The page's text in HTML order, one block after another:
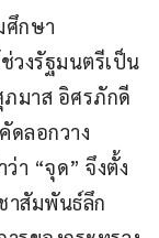
ศึกษา
วงรัฐมนตรีเป็น
มาส อิศรภักดี
ดลอกวาง
า “จุด” จึงตั้ง
าสัมพันธ์ลึก